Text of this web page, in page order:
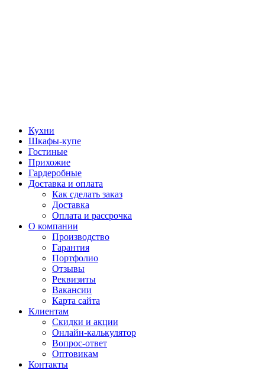
Кухни
Шкафы-купе
Гостиные
Прихожие
Гардеробные
Доставка и оплата
Как сделать заказ
Доставка
Оплата и рассрочка
О компании
Производство
Гарантия
Портфолио
Отзывы
Реквизиты
Вакансии
Карта сайта
Клиентам
Скидки и акции
Онлайн-калькулятор
Вопрос-ответ
Оптовикам
Контакты